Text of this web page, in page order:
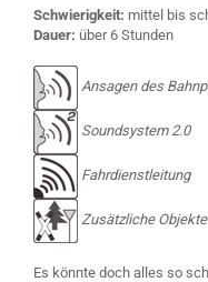
Schwierigkeit: mittel bis
Dauer: über 6 Stunden
Ansagen des
Soundsystem 2.0
Fahrdienstleitung
Zusätzliche Objekte
Es könnte doch alles so